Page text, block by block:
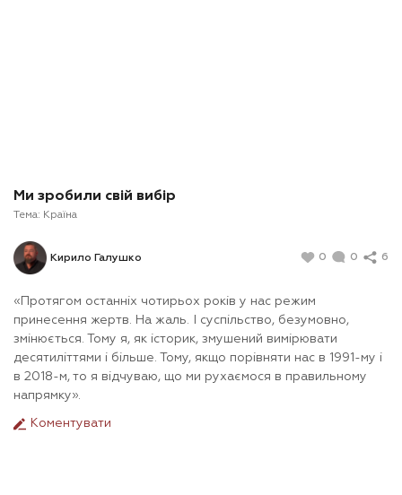
Ми зробили свій вибір
Тема: Країна
Кирило Галушко 0 0 6
«Протягом останніх чотирьох років у нас режим
принесення жертв. На жаль. І суспільство, безумовно,
змінюється. Тому я, як історик, змушений вимірювати
десятиліттями і більше. Тому, якщо порівняти нас в 1991-му і
в 2018-м, то я відчуваю, що ми рухаємося в правильному
напрямку».
Коментувати